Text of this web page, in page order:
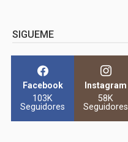
SIGUEME
Facebook
103K
Seguidores
Instagram
58K
Seguidores